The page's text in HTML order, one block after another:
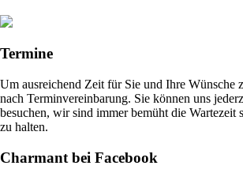
Termine
Um ausreichend Zeit für Sie und Ihre Wünsche
nach Terminvereinbarung. Sie können uns
besuchen, wir sind immer bemüht die Wartezeit
zu halten.
Charmant bei Facebook